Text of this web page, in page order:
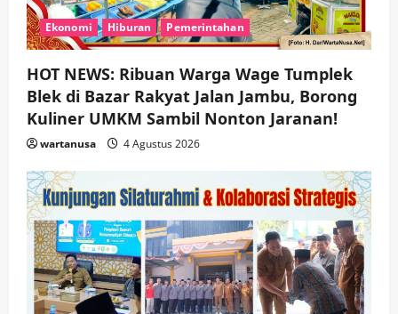
Ekonomi Hiburan Pemerintahan
HOT NEWS: Ribuan Warga Wage Tumplek
Blek di Bazar Rakyat Jalan Jambu, Borong
Kuliner UMKM Sambil Nonton Jaranan!
wartanusa 4 Agustus 2026